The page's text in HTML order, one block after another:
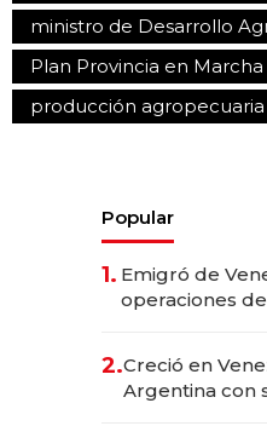
ministro de Desarrollo
Plan Provincia en Marcha
producción agropecuaria
Popular
1. Emigró de
operaciones
2.Creció en
Argentina con